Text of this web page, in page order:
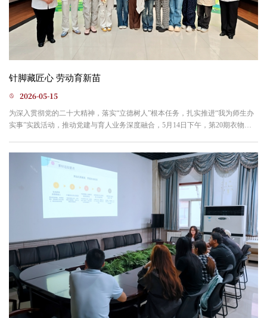
针脚藏匠心 劳动育新苗
2026-05-15
为深入贯彻党的二十大精神，落实“立德树人”根本任务，扎实推进“我为师生办
实事”实践活动，推动党建与育人业务深度融合，5月14日下午，第20期衣物缝
动创造美”的素养提升。课堂伊始，授课教师从传统“女红”文化渊源切入，结合
《诗经》“纤纤擢素手，札札弄机杼”的经典诗...